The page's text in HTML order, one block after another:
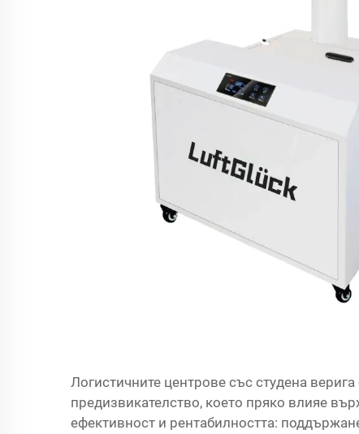
Логистичните центрове със студена
предизвикателство, което пряко влияе
ефективност и рентабилността: